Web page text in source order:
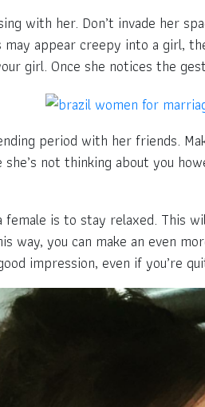
with her. Don’t invade her
appear creepy into a girl,
girl. Once she notices the
period with her friends.
not thinking about you
is to stay relaxed. This
way, you can make an even
impression, even if you’re